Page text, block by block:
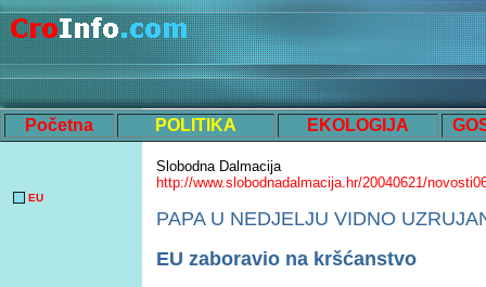
Početna POLITIKA EKOLOGIJA
EU
Slobodna Dalmacija
http://www.slobodnadalmacija.hr/20040621/
PAPA U NEDJELJU VIDNO
EU zaboravio na kršćanstvo